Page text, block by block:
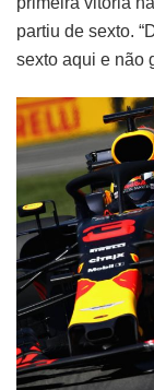
partiu de sexto.
sexto aqui e não